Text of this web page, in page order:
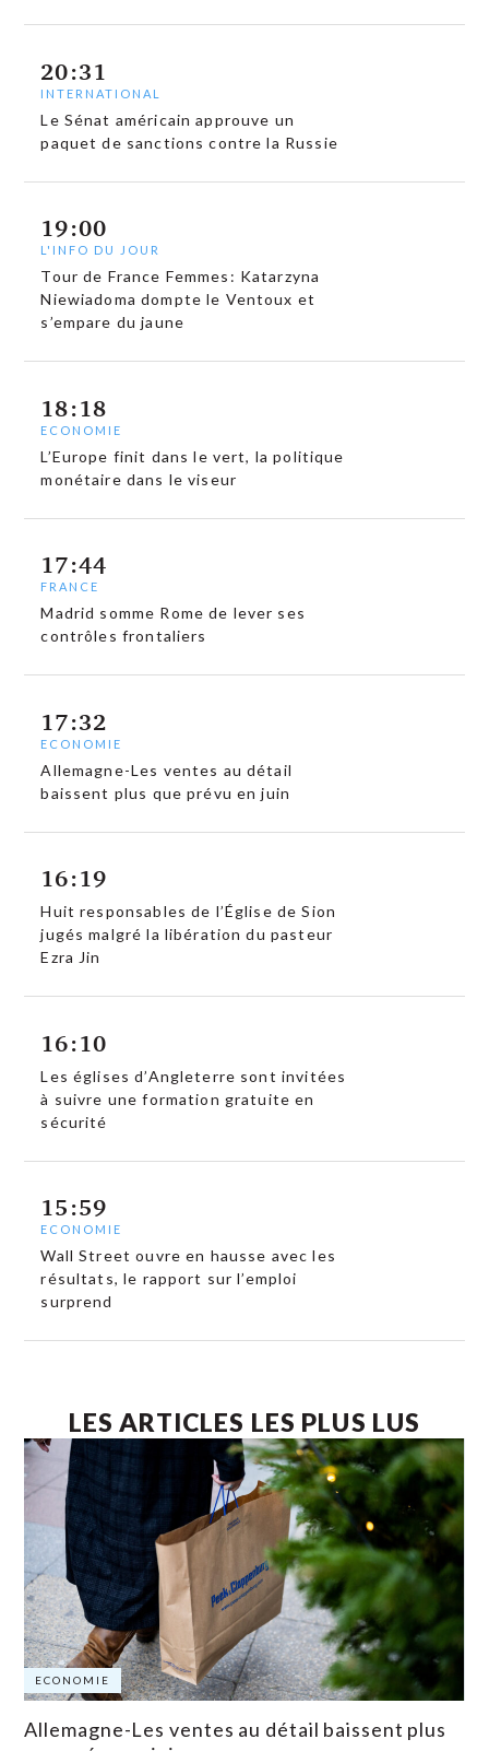
20:31
INTERNATIONAL
Le Sénat américain approuve un
paquet de sanctions contre la Russie
19:00
L'INFO DU JOUR
Tour de France Femmes: Katarzyna
Niewiadoma dompte le Ventoux et
s’empare du jaune
18:18
ECONOMIE
L’Europe finit dans le vert, la politique
monétaire dans le viseur
17:44
FRANCE
Madrid somme Rome de lever ses
contrôles frontaliers
17:32
ECONOMIE
Allemagne-Les ventes au détail
baissent plus que prévu en juin
16:19
Huit responsables de l’Église de Sion
jugés malgré la libération du pasteur
Ezra Jin
16:10
Les églises d’Angleterre sont invitées
à suivre une formation gratuite en
sécurité
15:59
ECONOMIE
Wall Street ouvre en hausse avec les
résultats, le rapport sur l’emploi
surprend
LES ARTICLES LES PLUS LUS
ECONOMIE
Allemagne-Les ventes au détail baissent plus